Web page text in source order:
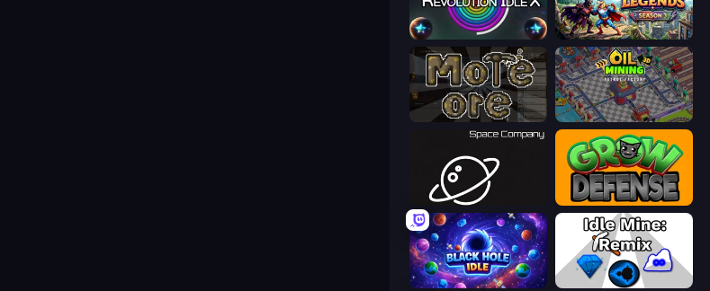
Revolution Idle X Llama Legends
More Ore Oil Mining 3D: Petrol Factory
Space Company Grow Defense
Black Hole Idle Idle Mine: Remix